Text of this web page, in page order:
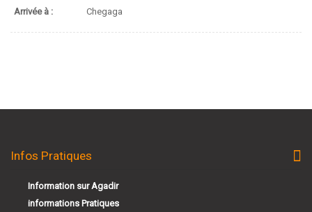
Arrivée à :
Chegaga
Infos Pratiques
Information sur Agadir
informations Pratiques